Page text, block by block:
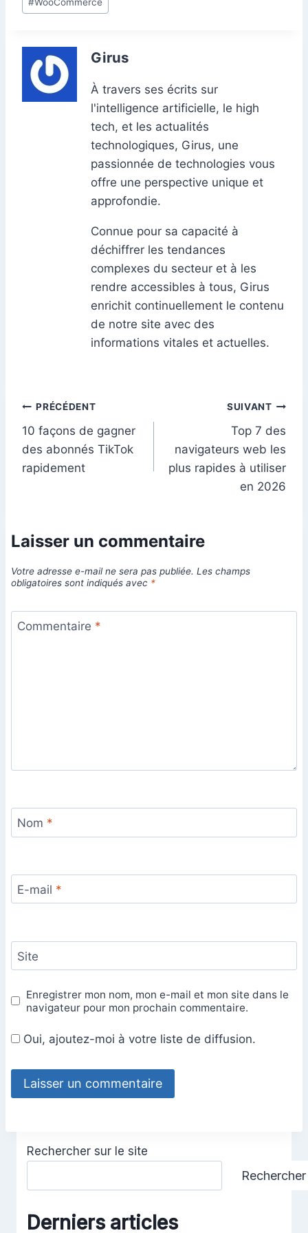
Girus
À travers ses écrits sur
l'intelligence artificielle, le high
tech, et les actualités
technologiques, Girus, une
passionnée de technologies vous
offre une perspective unique et
approfondie.
Connue pour sa capacité à
déchiffrer les tendances
complexes du secteur et à les
rendre accessibles à tous, Girus
enrichit continuellement le contenu
de notre site avec des
informations vitales et actuelles.
Navigation
de
l’article
PRÉCÉDENT
10 façons de gagner
des abonnés TikTok
rapidement
SUIVANT
Top 7 des
navigateurs web les
plus rapides à utiliser
en 2026
Laisser un commentaire
Votre adresse e-mail ne sera pas publiée. Les champs
obligatoires sont indiqués avec *
Commentaire *
Nom *
E-mail *
Site
Enregistrer mon nom, mon e-mail et mon site dans le
navigateur pour mon prochain commentaire.
Oui, ajoutez-moi à votre liste de diffusion.
Rechercher sur le site
Rechercher
Derniers articles